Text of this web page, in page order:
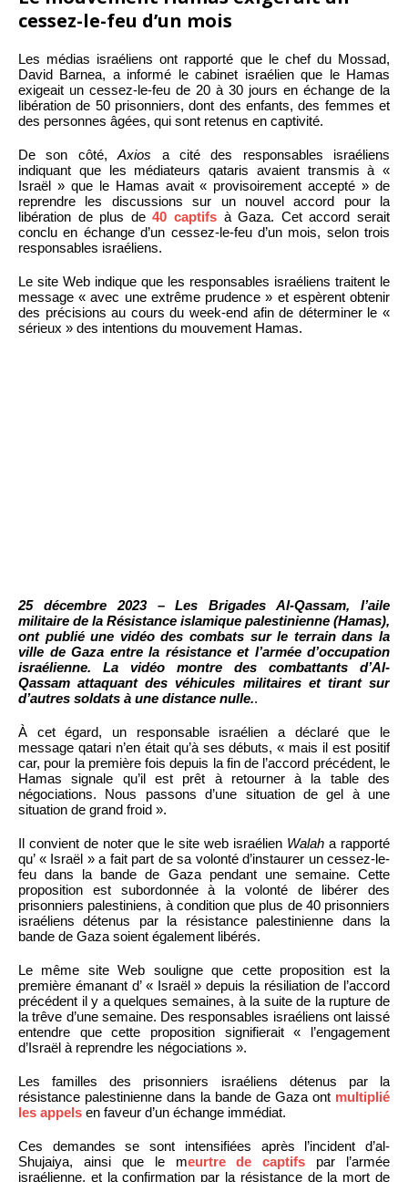
cessez-le-feu d’un mois
Les médias israéliens ont rapporté que le chef du Mossad,
David Barnea, a informé le cabinet israélien que le Hamas
exigeait un cessez-le-feu de 20 à 30 jours en échange de la
libération de 50 prisonniers, dont des enfants, des femmes et
des personnes âgées, qui sont retenus en captivité.
De son côté,Axios a cité des responsables israéliens
indiquant que les médiateurs qataris avaient transmis à «
Israël » que le Hamas avait « provisoirement accepté » de
reprendre les discussions sur un nouvel accord pour la
libération de plus de40 captifs à Gaza. Cet accord serait
conclu en échange d’un cessez-le-feu d’un mois, selon trois
responsables israéliens.
Le site Web indique que les responsables israéliens traitent le
message « avec une extrême prudence » et espèrent obtenir
des précisions au cours du week-end afin de déterminer le «
sérieux » des intentions du mouvement Hamas.
25 décembre 2023 – Les Brigades Al-Qassam, l’aile
militaire de la Résistance islamique palestinienne (Hamas),
ont publié une vidéo des combats sur le terrain dans la
ville de Gaza entre la résistance et l’armée d’occupation
israélienne. La vidéo montre des combattants d’Al-
Qassam attaquant des véhicules militaires et tirant sur
d’autres soldats à une distance nulle..
À cet égard, un responsable israélien a déclaré que le
message qatari n’en était qu’à ses débuts, « mais il est positif
car, pour la première fois depuis la fin de l’accord précédent, le
Hamas signale qu’il est prêt à retourner à la table des
négociations. Nous passons d’une situation de gel à une
situation de grand froid ».
Il convient de noter que le site web israélien Walah a rapporté
qu’ « Israël » a fait part de sa volonté d’instaurer un cessez-le-
feu dans la bande de Gaza pendant une semaine. Cette
proposition est subordonnée à la volonté de libérer des
prisonniers palestiniens, à condition que plus de 40 prisonniers
israéliens détenus par la résistance palestinienne dans la
bande de Gaza soient également libérés.
Le même site Web souligne que cette proposition est la
première émanant d’ « Israël » depuis la résiliation de l’accord
précédent il y a quelques semaines, à la suite de la rupture de
la trêve d’une semaine. Des responsables israéliens ont laissé
entendre que cette proposition signifierait « l’engagement
d’Israël à reprendre les négociations ».
Les familles des prisonniers israéliens détenus par la
résistance palestinienne dans la bande de Gaza ont multiplié
les appels en faveur d’un échange immédiat.
Ces demandes se sont intensifiées après l’incident d’al-
Shujaiya, ainsi que le meurtre de captifs par l’armée
israélienne, et la confirmation par la résistance de la mort de